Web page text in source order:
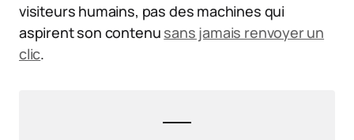
visiteurs humains, pas des machines qui
aspirent son contenu sans jamais renvoyer un
clic.